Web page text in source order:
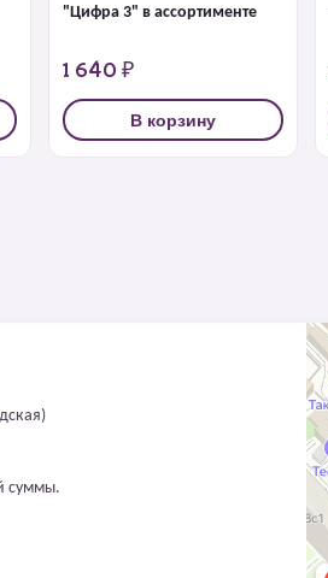
"Цифра 3" в ассортименте
1 640 ₽
В корзину
суммы.